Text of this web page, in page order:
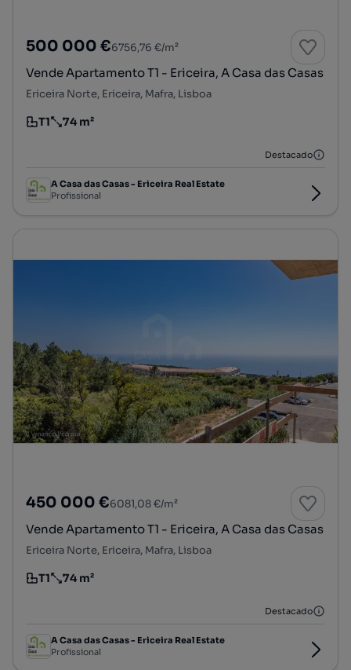
500 000 €6756,76 €/m²
Vende Apartamento T1 - Ericeira, A Casa das Casas
Ericeira Norte, Ericeira, Mafra, Lisboa
Tipologia
T1
Preço por metro quadrado
74 m²
Destacado
A Casa das Casas - Ericeira Real Estate
Profissional
450 000 €6081,08 €/m²
Vende Apartamento T1 - Ericeira, A Casa das Casas
Ericeira Norte, Ericeira, Mafra, Lisboa
Tipologia
T1
Preço por metro quadrado
74 m²
Destacado
A Casa das Casas - Ericeira Real Estate
Profissional